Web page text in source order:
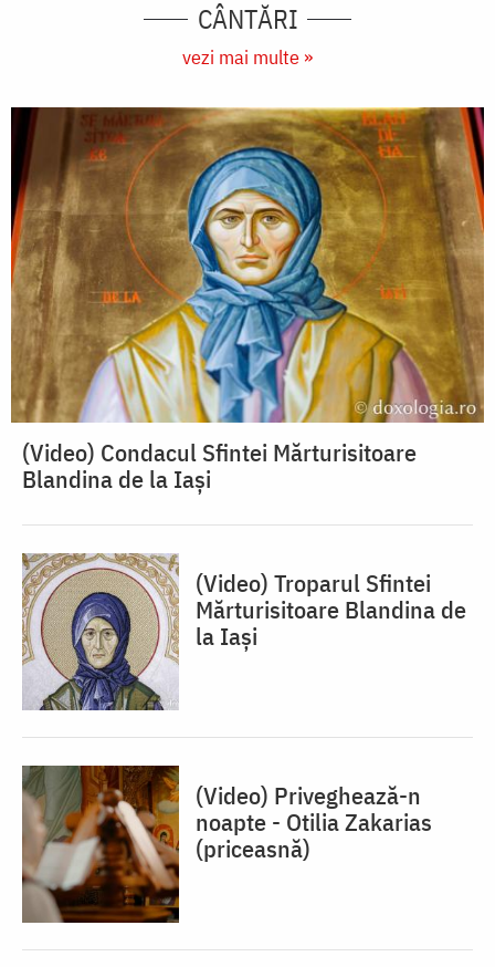
CÂNTĂRI
vezi mai multe »
(Video) Condacul Sfintei Mărturisitoare
Blandina de la Iași
(Video) Troparul Sfintei
Mărturisitoare Blandina de
la Iași
(Video) Priveghează-n
noapte - Otilia Zakarias
(priceasnă)